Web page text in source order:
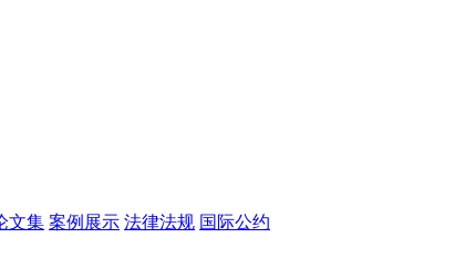
文集 案例展示 法律法规 国际公约